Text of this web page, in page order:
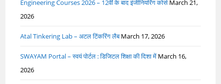
Engineering Courses 2026 – 12वीं के बाद इंजीनियरिंग कोर्स March 21,
2026
Atal Tinkering Lab – अटल टिंकरिंग लैब March 17, 2026
SWAYAM Portal – स्वयं पोर्टल : डिजिटल शिक्षा की दिशा में March 16,
2026